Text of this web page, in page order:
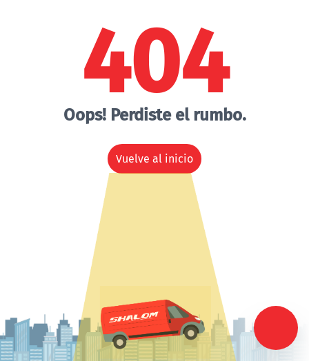
404
Oops! Perdiste el rumbo.
Vuelve al inicio